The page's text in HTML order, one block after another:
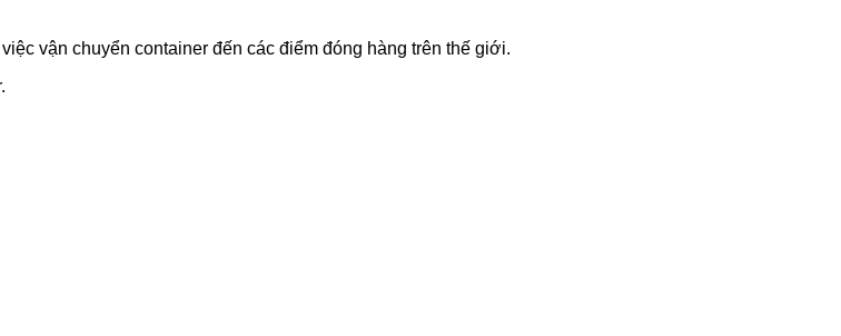
vận chuyển container đến các điểm đóng hàng trên thế giới.